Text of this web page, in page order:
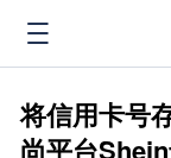
将信用卡号
尚平台